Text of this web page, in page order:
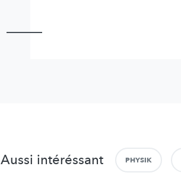
Aussi intéréssant PHYSIK